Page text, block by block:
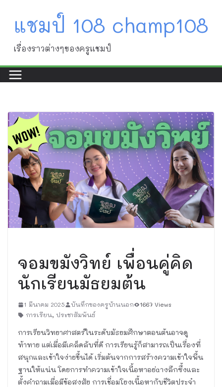
contentแชมป์ 108 champ108
เรื่องราวต่างๆของครูแชมป์
จอมขมังวิทย์ เพื่อนคู่คิด
นักเรียนมัธยมต้น
1 มีนาคม 2025 บันทึกของครูบ้านนอก
1667 Views
การเรียน, ประชาสัมพันธ์
การเรียนวิทยาศาสตร์ในระดับมัธยมศึกษาตอนต้นอาจดู
ท้าทาย แต่เมื่อมีเคล็ดลับที่ดี การเรียนรู้ก็สามารถเป็นเรื่องที่
สนุกและเข้าใจง่ายขึ้นได้ เริ่มต้นจากการสร้างความเข้าใจพื้น
ฐานให้แน่น โดยการทำความเข้าใจเนื้อหาอย่aางลึกซึ้งและ
ตั้งคำถามเมื่อมีข้อสงสัย การเชื่อมโยงเนื้อหากับชีวิตประจำ